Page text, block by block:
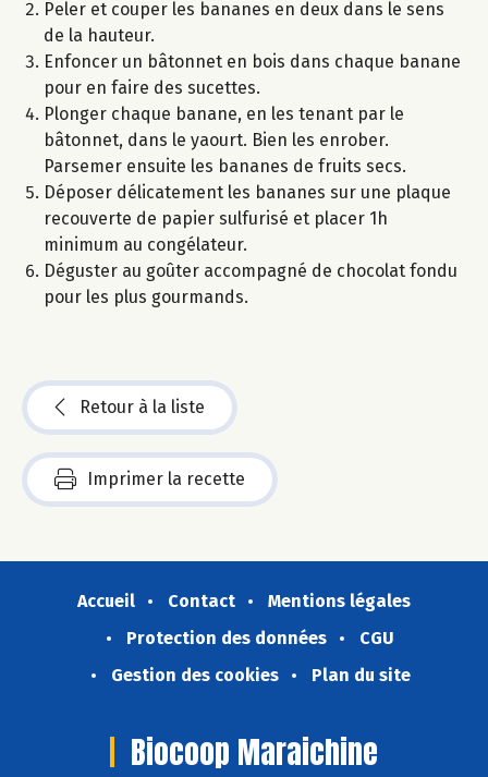
Peler et couper les bananes en deux dans le sens
de la hauteur.
Enfoncer un bâtonnet en bois dans chaque banane
pour en faire des sucettes.
Plonger chaque banane, en les tenant par le
bâtonnet, dans le yaourt. Bien les enrober.
Parsemer ensuite les bananes de fruits secs.
Déposer délicatement les bananes sur une plaque
recouverte de papier sulfurisé et placer 1h
minimum au congélateur.
Déguster au goûter accompagné de chocolat fondu
pour les plus gourmands.
Retour à la liste
Imprimer la recette
Accueil Contact
Mentions légales
Protection des données
CGU
Gestion des cookies
Plan du site
Biocoop Maraichine